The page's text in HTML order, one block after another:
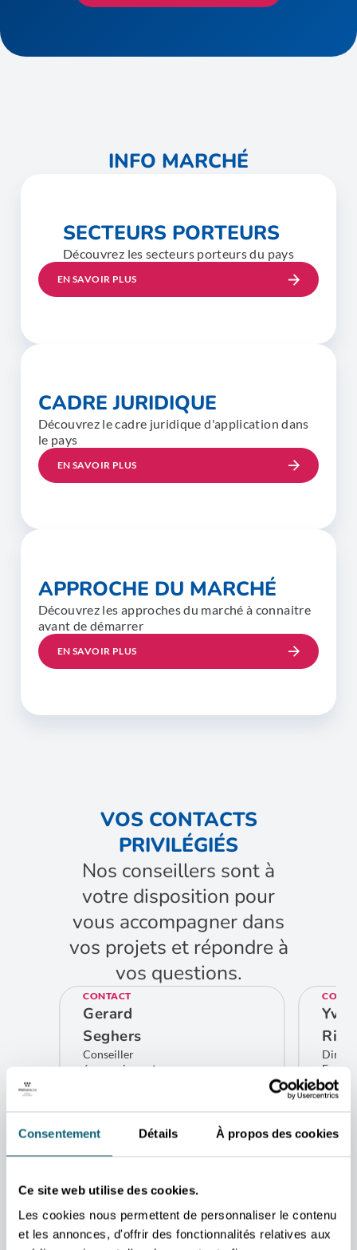
Consentement Détails À propos des cookies
Ce site web utilise des cookies.
Les cookies nous permettent de personnaliser le contenu
et les annonces, d'offrir des fonctionnalités relatives aux
INFO MARCHÉ
SECTEURS PORTEURS
Découvrez les secteurs porteurs du pays
EN SAVOIR PLUS
CADRE JURIDIQUE
Découvrez le cadre juridique d'application dans
le pays
EN SAVOIR PLUS
APPROCHE DU MARCHÉ
Découvrez les approches du marché à connaitre
avant de démarrer
EN SAVOIR PLUS
VOS CONTACTS
PRIVILÉGIÉS
Nos conseillers sont à
votre disposition pour
vous accompagner dans
vos projets et répondre à
vos questions.
CONTACT
Gerard
Seghers
Conseiller
économique et
CONTACTEZ-MOI
Siraselviler caddesi 39
34433 Beyoglu Istanbul
Turquie
Yves